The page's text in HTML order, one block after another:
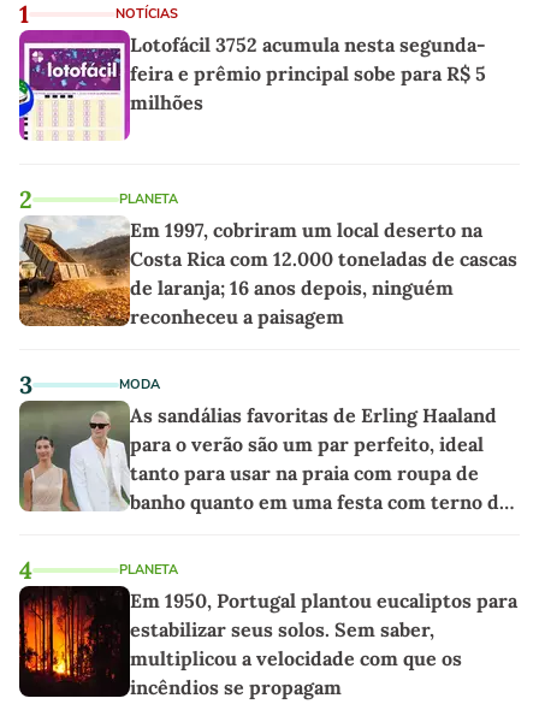
1 NOTÍCIAS
Lotofácil 3752 acumula nesta segunda-
feira e prêmio principal sobe para R$ 5
milhões
2 PLANETA
Em 1997, cobriram um local deserto na
Costa Rica com 12.000 toneladas de cascas
de laranja; 16 anos depois, ninguém
reconheceu a paisagem
3 MODA
As sandálias favoritas de Erling Haaland
para o verão são um par perfeito, ideal
tanto para usar na praia com roupa de
banho quanto em uma festa com terno de
4 PLANETA
Em 1950, Portugal plantou eucaliptos para
estabilizar seus solos. Sem saber,
multiplicou a velocidade com que os
incêndios se propagam